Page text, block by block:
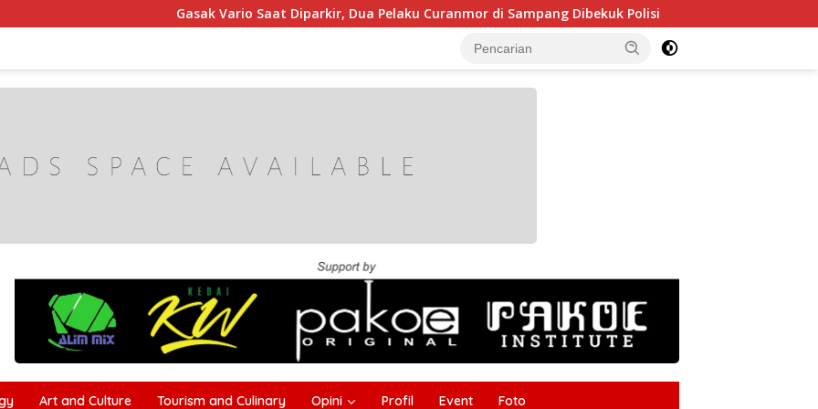
Gasak Vario Saat Diparkir, Dua Pelaku Curanmor di Sampang Dibekuk Polisi HUT RI ke-81 Makin
Art and Culture Tourism and Culinary Opini Profil Event Foto